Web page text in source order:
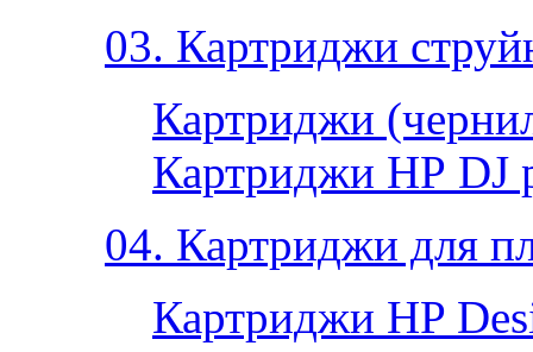
03. Картриджи
Картриджи
Картриджи НР DJ
04. Картриджи для
Картриджи HP